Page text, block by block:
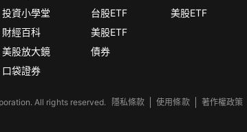
投資小學堂
財經百科
美股放大鏡
口袋證券
台股ETF
美股ETF
債券
美股ETF
All rights reserved. 隱私條款 使用條款 著作權政策